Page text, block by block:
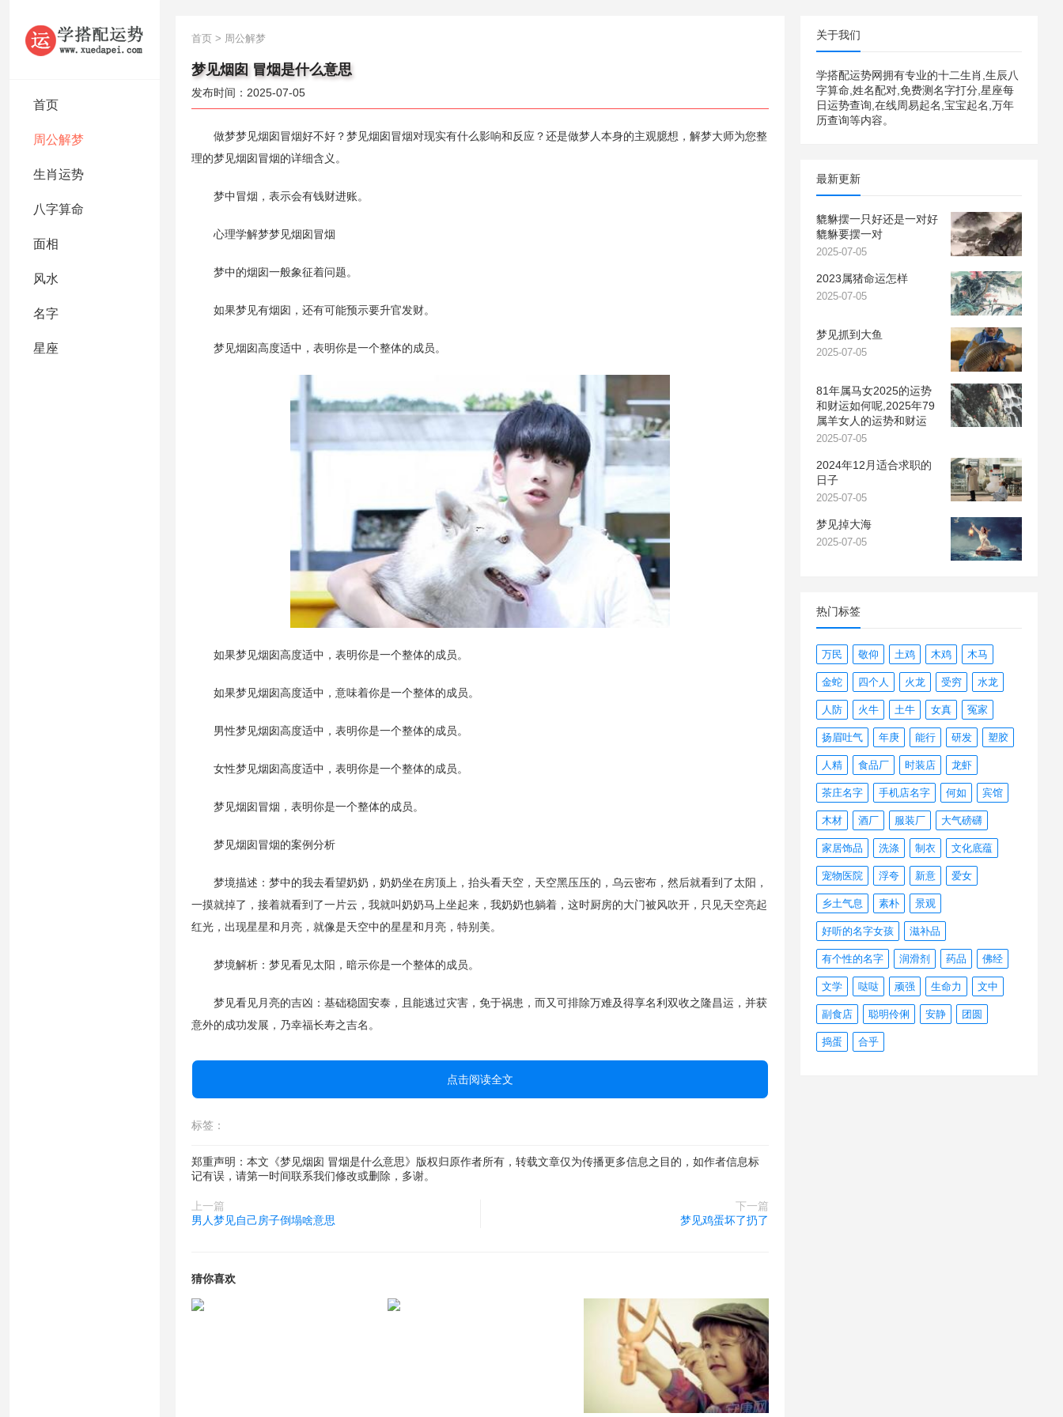
首页
周公解梦
生肖运势
八字算命
面相
风水
名字
星座
首页 > 周公解梦
梦见烟囱 冒烟是什么意思
发布时间：2025-07-05
做梦梦见烟囱冒烟好不好？梦见烟囱冒烟对现实有什么影响和反应？还是做梦人本身的主观臆想，解梦大师为您整
理的梦见烟囱冒烟的详细含义。
梦中冒烟，表示会有钱财进账。
心理学解梦梦见烟囱冒烟
梦中的烟囱一般象征着问题。
如果梦见有烟囱，还有可能预示要升官发财。
梦见烟囱高度适中，表明你是一个整体的成员。
如果梦见烟囱高度适中，表明你是一个整体的成员。
如果梦见烟囱高度适中，意味着你是一个整体的成员。
男性梦见烟囱高度适中，表明你是一个整体的成员。
女性梦见烟囱高度适中，表明你是一个整体的成员。
梦见烟囱冒烟，表明你是一个整体的成员。
梦见烟囱冒烟的案例分析
梦境描述：梦中的我去看望奶奶，奶奶坐在房顶上，抬头看天空，天空黑压压的，乌云密布，然后就看到了太阳，
一摸就掉了，接着就看到了一片云，我就叫奶奶马上坐起来，我奶奶也躺着，这时厨房的大门被风吹开，只见天空亮起
红光，出现星星和月亮，就像是天空中的星星和月亮，特别美。
梦境解析：梦见看见太阳，暗示你是一个整体的成员。
梦见看见月亮的吉凶：基础稳固安泰，且能逃过灾害，免于祸患，而又可排除万难及得享名利双收之隆昌运，并获
意外的成功发展，乃幸福长寿之吉名。
点击阅读全文
标签：
郑重声明：本文《梦见烟囱 冒烟是什么意思》版权归原作者所有，转载文章仅为传播更多信息之目的，如作者信息标
记有误，请第一时间联系我们修改或删除，多谢。
上一篇
男人梦见自己房子倒塌啥意思
下一篇
梦见鸡蛋坏了扔了
猜你喜欢
关于我们
学搭配运势网拥有专业的十二生肖,生辰八
字算命,姓名配对,免费测名字打分,星座每
日运势查询,在线周易起名,宝宝起名,万年
历查询等内容。
最新更新
貔貅摆一只好还是一对好
貔貅要摆一对
2025-07-05
2023属猪命运怎样
2025-07-05
梦见抓到大鱼
2025-07-05
81年属马女2025的运势
和财运如何呢,2025年79
属羊女人的运势和财运
2025-07-05
2024年12月适合求职的
日子
2025-07-05
梦见掉大海
2025-07-05
热门标签
万民 敬仰 土鸡 木鸡 木马
金蛇 四个人 火龙 受穷 水龙
人防 火牛 土牛 女真 冤家
扬眉吐气 年庚 能行 研发 塑胶
人精 食品厂 时装店 龙虾
茶庄名字 手机店名字 何如 宾馆
木材 酒厂 服装厂 大气磅礴
家居饰品 洗涤 制衣 文化底蕴
宠物医院 浮夸 新意 爱女
乡土气息 素朴 景观
好听的名字女孩 滋补品
有个性的名字 润滑剂 药品 佛经
文学 哒哒 顽强 生命力 文中
副食店 聪明伶俐 安静 团圆
捣蛋 合乎